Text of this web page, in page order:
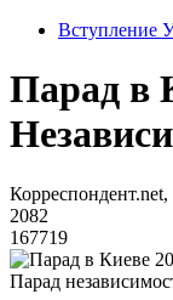
Вступление
Парад в
2082
167719
Парад